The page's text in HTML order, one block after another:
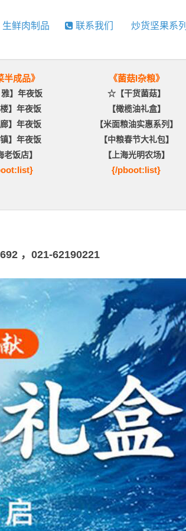
生鲜肉制品 联系我们 炒货坚果系列
半成品》
】年夜饭
楼】年夜饭
廊】年夜饭
镇】年夜饭
老饭店】
《菌菇I杂粮》
☆【干货菌菇】
【橄榄油礼盒】
【米面粮油实惠系列】
【中粮春节大礼包】
【上海光明农场】
{/pboot:list}
，021-62190221